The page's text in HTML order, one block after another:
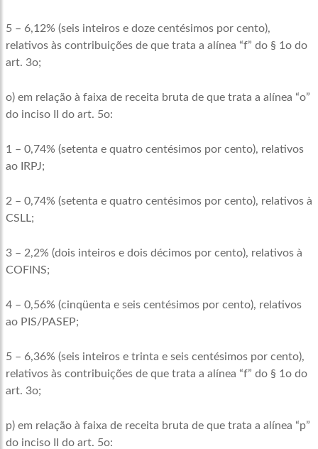
5 – 6,12% (seis inteiros e doze centésimos por cento),
relativos às contribuições de que trata a alínea “f” do § 1o do
art. 3o;
o) em relação à faixa de receita bruta de que trata a alínea “o”
do inciso II do art. 5o:
1 – 0,74% (setenta e quatro centésimos por cento), relativos
ao IRPJ;
2 – 0,74% (setenta e quatro centésimos por cento), relativos à
CSLL;
3 – 2,2% (dois inteiros e dois décimos por cento), relativos à
COFINS;
4 – 0,56% (cinqüenta e seis centésimos por cento), relativos
ao PIS/PASEP;
5 – 6,36% (seis inteiros e trinta e seis centésimos por cento),
relativos às contribuições de que trata a alínea “f” do § 1o do
art. 3o;
p) em relação à faixa de receita bruta de que trata a alínea “p”
do inciso II do art. 5o: